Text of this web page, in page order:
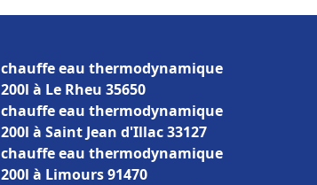
chauffe eau thermodynamique
200l à Le Rheu 35650
chauffe eau thermodynamique
200l à Saint Jean d'Illac 33127
chauffe eau thermodynamique
200l à Limours 91470